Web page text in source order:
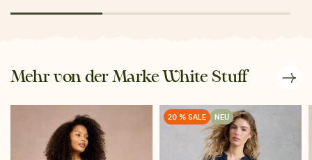
Mehr von der Marke White Stuff
20 % SALE NEU